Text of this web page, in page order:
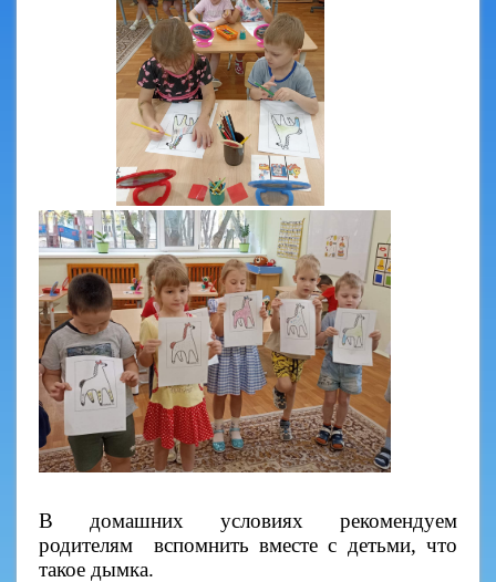
В домашних условиях рекомендуем
родителям вспомнить вместе с детьми, что
такое дымка.